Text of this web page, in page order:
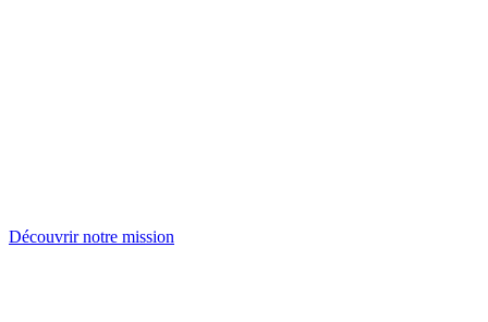
Découvrir notre mission